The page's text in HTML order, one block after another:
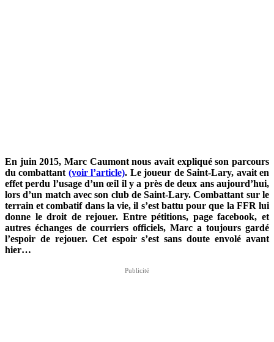
En juin 2015, Marc Caumont nous avait expliqué son parcours
du combattant (voir l’article). Le joueur de Saint-Lary, avait en
effet perdu l’usage d’un œil il y a près de deux ans aujourd’hui,
lors d’un match avec son club de Saint-Lary. Combattant sur le
terrain et combatif dans la vie, il s’est battu pour que la FFR lui
donne le droit de rejouer. Entre pétitions, page facebook, et
autres échanges de courriers officiels, Marc a toujours gardé
l’espoir de rejouer. Cet espoir s’est sans doute envolé avant
hier…